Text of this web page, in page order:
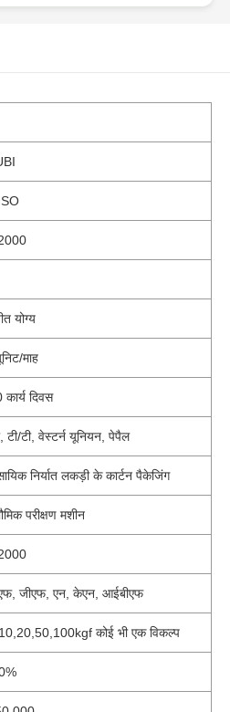
योग्य
माह
दिवस
टी/टी, वेस्टर्न यूनियन, पेपैल
निर्यात लकड़ी के कार्टन पैकेजिंग
परीक्षण मशीन
जीएफ, एन, केएन, आईबीएफ
कोई भी एक विकल्प